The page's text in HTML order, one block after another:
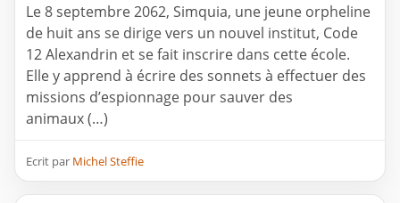
Le 8 septembre 2062, Simquia, une jeune orpheline
de huit ans se dirige vers un nouvel institut, Code
12 Alexandrin et se fait inscrire dans cette école.
Elle y apprend à écrire des sonnets à effectuer des
missions d’espionnage pour sauver des
animaux (…)
Ecrit par Michel Steffie